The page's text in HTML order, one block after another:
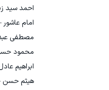
احمد سید
امام
مصطفی
محمود
ابراهیم
هیثم حسن —